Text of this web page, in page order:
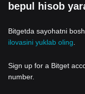
bepul hisob
Bitgetda sayohatni
ilovasini yuklab oling
Sign up for a Bitget
number.